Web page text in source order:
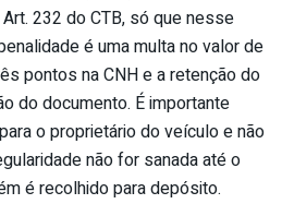
232 do CTB, só que nesse
é uma multa no valor de
pontos na CNH e a retenção do
do documento. É importante
o proprietário do veículo e não
não for sanada até o
é recolhido para depósito.